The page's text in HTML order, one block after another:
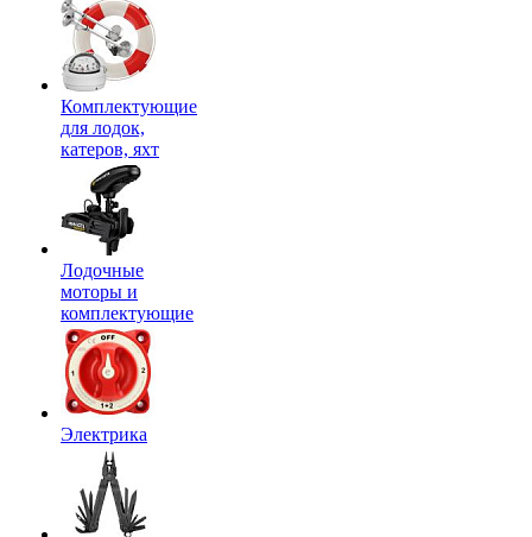
Комплектующие
для лодок,
катеров, яхт
Лодочные
моторы и
комплектующие
Электрика